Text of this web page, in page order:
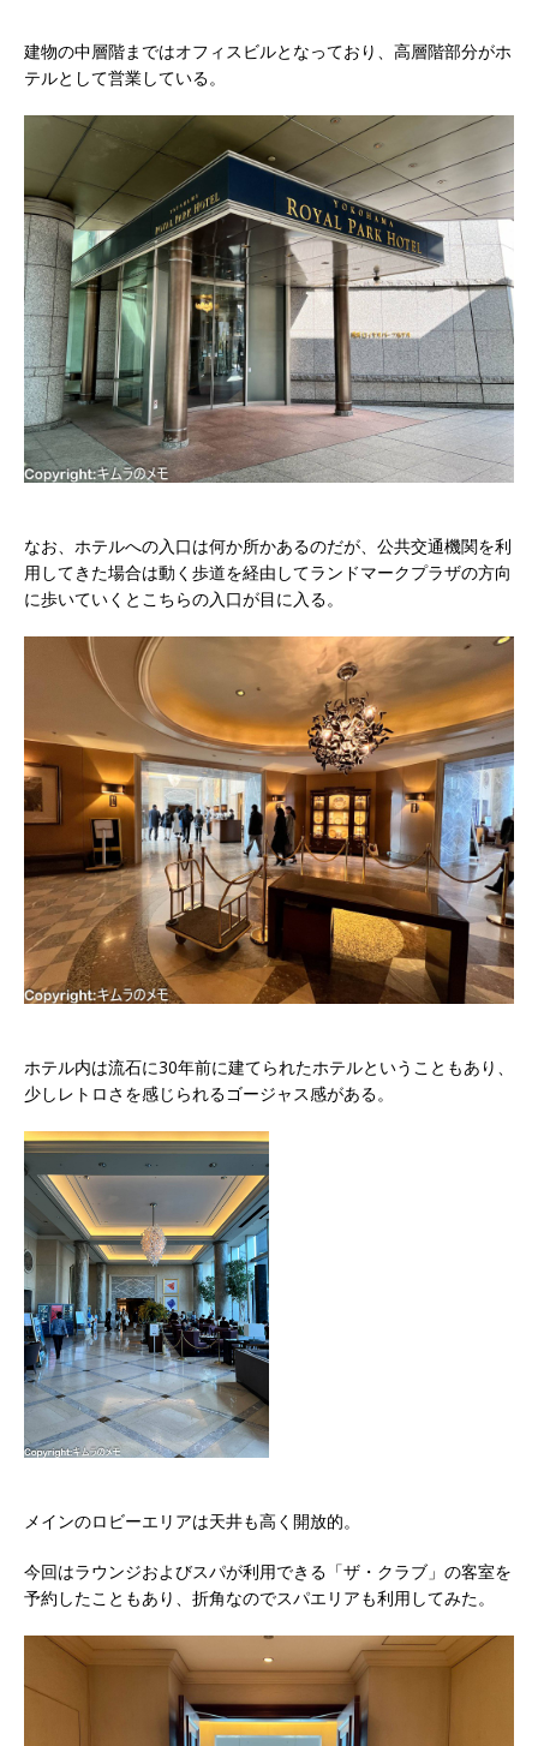
建物の中層階まではオフィスビルとなっており、高層階部分がホ
テルとして営業している。
なお、ホテルへの入口は何か所かあるのだが、公共交通機関を利
用してきた場合は動く歩道を経由してランドマークプラザの方向
に歩いていくとこちらの入口が目に入る。
ホテル内は流石に30年前に建てられたホテルということもあり、
少しレトロさを感じられるゴージャス感がある。
メインのロビーエリアは天井も高く開放的。
今回はラウンジおよびスパが利用できる「ザ・クラブ」の客室を
予約したこともあり、折角なのでスパエリアも利用してみた。